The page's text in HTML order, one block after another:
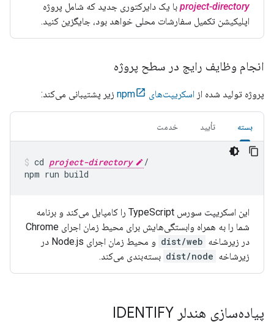
project-directory با یک دایرکتوری جدید که شامل پروژه
اپلیکیشن تکمیل سفارشات محلی خواهد بود، جایگزین کنید.
انجام وظایف رایج در سطح پروژه
پروژه تولید شده از اسکریپت‌های npm زیر پشتیبانی می‌کند:
بسته تأیید خدمت
cd project-directory
/
npm run build
این اسکریپت سورس TypeScript را کامپایل می‌کند و برنامه
شما را به همراه وابستگی‌هایش برای محیط زمان اجرای Chrome
در زیرشاخه dist/web
و محیط زمان اجرای Node.js در
زیرشاخه dist/node بسته‌بندی می‌کند.
پیاده‌سازی هندلر IDENTIFY